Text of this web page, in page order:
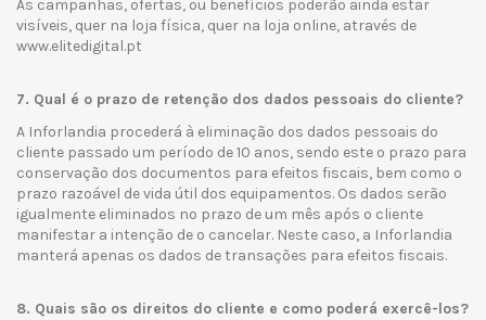
As campanhas, ofertas, ou benefícios poderão ainda estar
visíveis, quer na loja física, quer na loja online, através de
www.elitedigital.pt
7. Qual é o prazo de retenção dos dados pessoais do cliente?
A Inforlandia procederá à eliminação dos dados pessoais do
cliente passado um período de 10 anos, sendo este o prazo para
conservação dos documentos para efeitos fiscais, bem como o
prazo razoável de vida útil dos equipamentos. Os dados serão
igualmente eliminados no prazo de um mês após o cliente
manifestar a intenção de o cancelar. Neste caso, a Inforlandia
manterá apenas os dados de transações para efeitos fiscais.
8. Quais são os direitos do cliente e como poderá exercê-los?